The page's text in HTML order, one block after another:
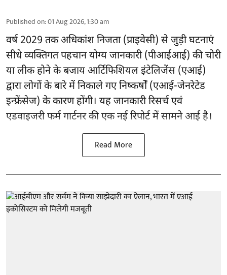
Published on:01 Aug 2026, 1:30 am
वर्ष 2029 तक अधिकांश निजता (प्राइवेसी) से जुड़ी घटनाएं
सीधे व्यक्तिगत पहचान योग्य जानकारी (पीआईआई) की चोरी
या लीक होने के बजाय आर्टिफिशियल इंटेलिजेंस (एआई)
द्वारा लोगों के बारे में निकाले गए निष्कर्षों (एआई-जेनरेटेड
इन्फ्रेंसेज) के कारण होंगी। यह जानकारी रिसर्च एवं
एडवाइजरी फर्म गार्टनर की एक नई रिपोर्ट में सामने आई है।
Read More